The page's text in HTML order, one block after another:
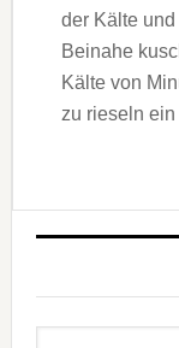
der Kälte
Beinahe
Kälte von
zu rieseln